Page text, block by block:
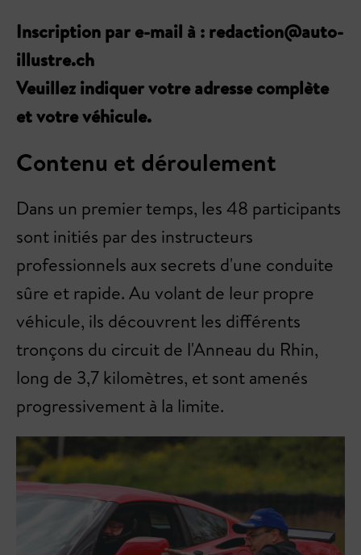
Inscription par e-mail à : redaction@auto-
illustre.ch
Veuillez indiquer votre adresse complète
et votre véhicule.
Contenu et déroulement
Dans un premier temps, les 48 participants
sont initiés par des instructeurs
professionnels aux secrets d'une conduite
sûre et rapide. Au volant de leur propre
véhicule, ils découvrent les différents
tronçons du circuit de l'Anneau du Rhin,
long de 3,7 kilomètres, et sont amenés
progressivement à la limite.